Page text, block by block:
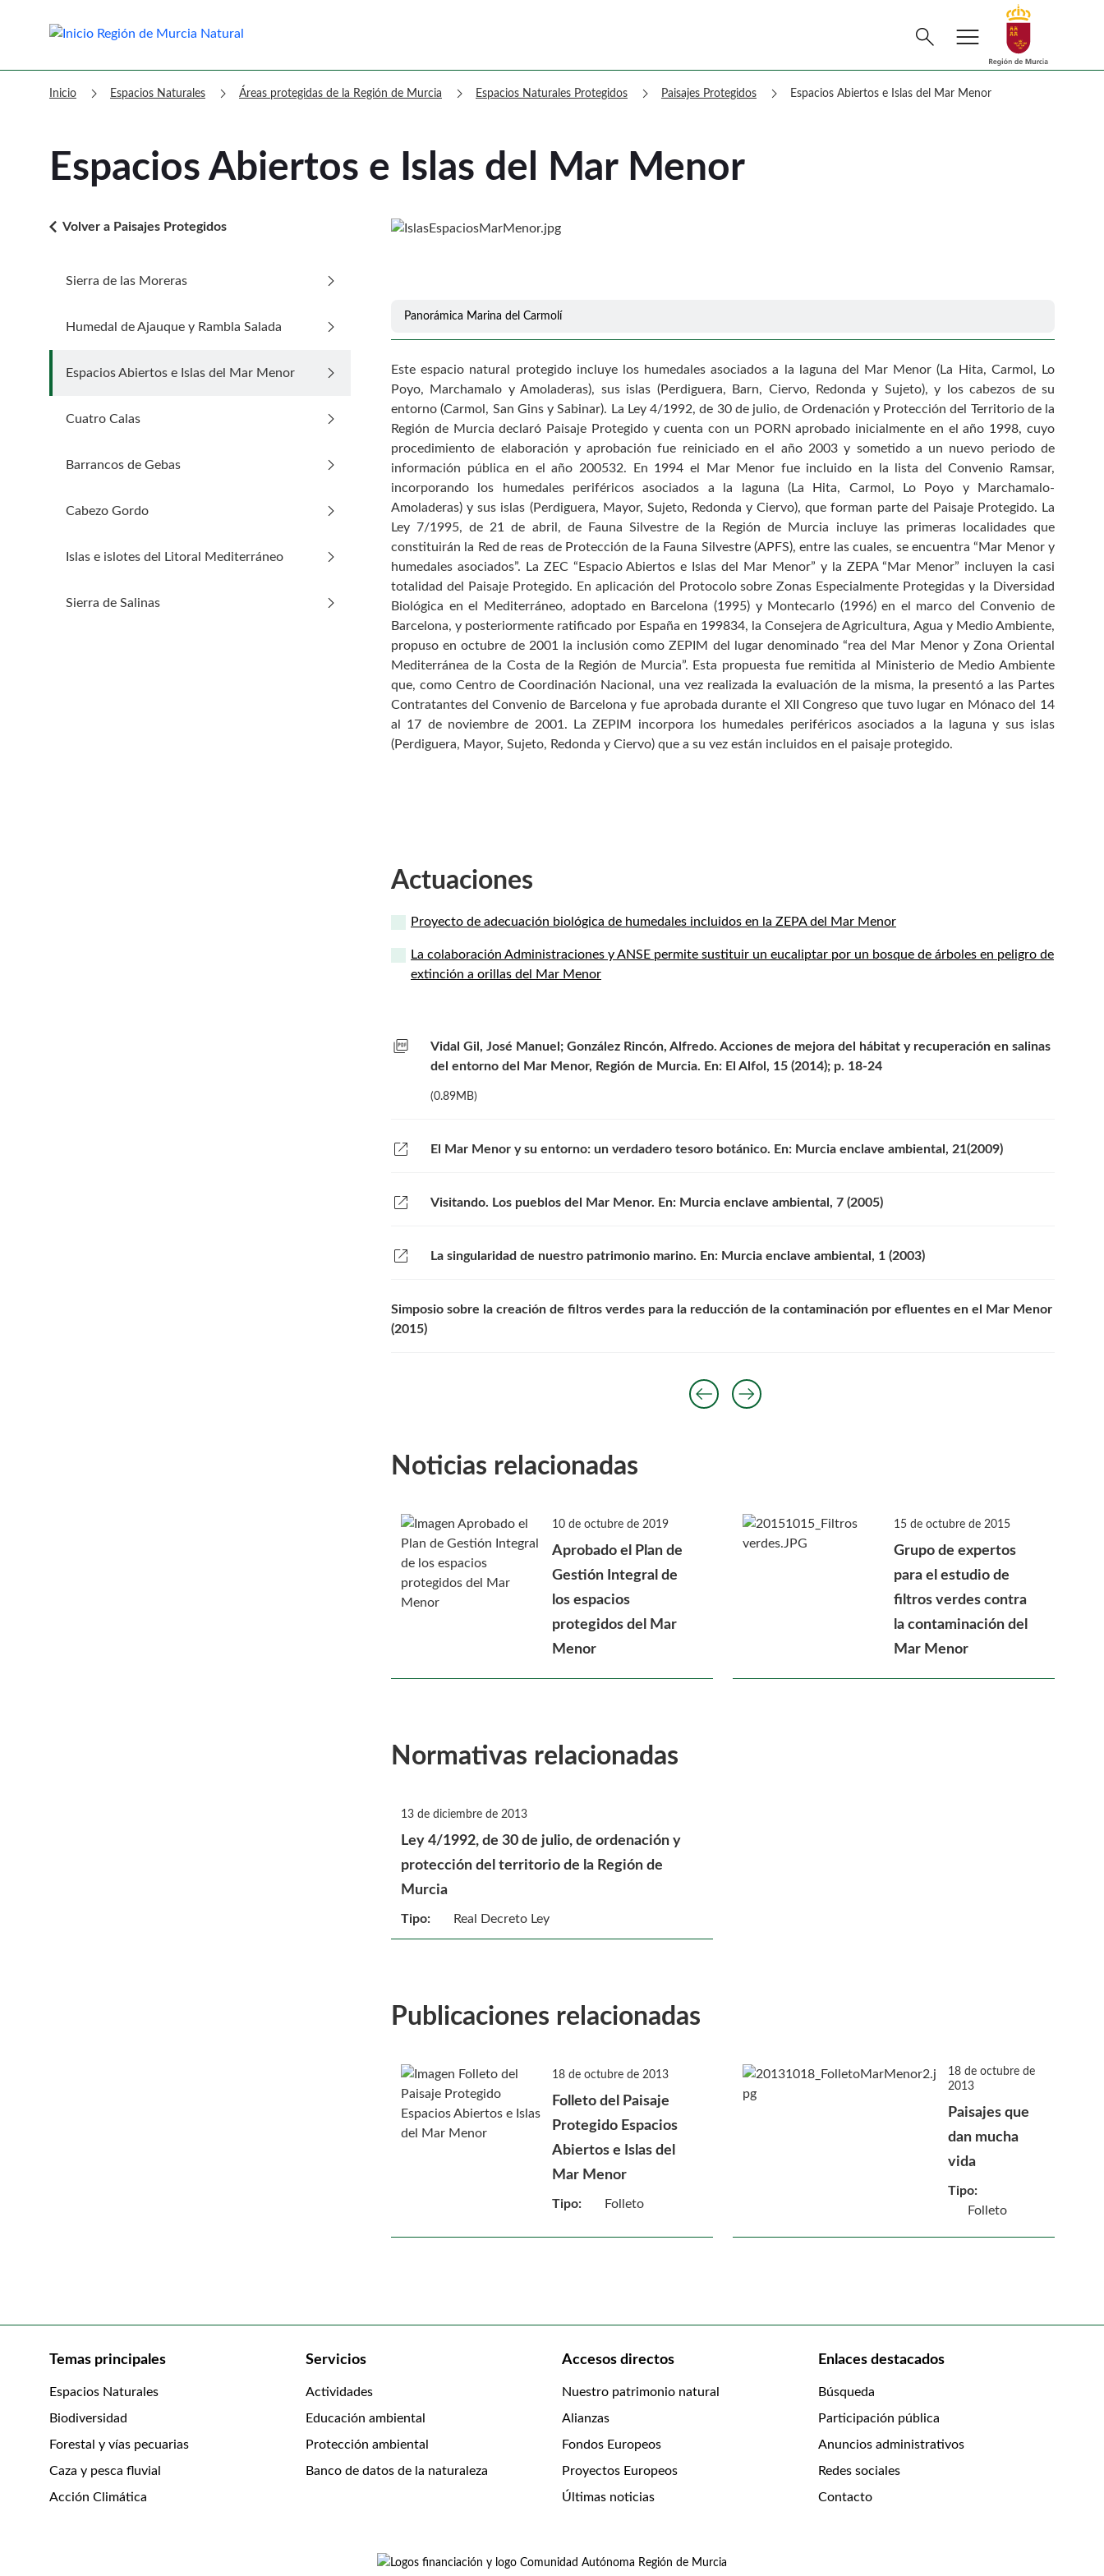
Murcia Natural Espacios Abiertos e Islas del Mar Menor Buscar
search menu
Inicio chevron_right Espacios Naturales chevron_right Áreas protegidas de la Región de Murcia chevron_right Espacios Naturales Protegidos chevron_right Paisajes Protegidos chevron_right Espacios Abiertos e Islas del Mar Menor
Espacios Abiertos e Islas del Mar Menor
arrow_back_ios Volver a Paisajes Protegidos
Sierra de las Moreras
Ir a Sierra de las Moreras
arrow_forward_ios
Humedal de Ajauque y Rambla Salada
Ir a Humedal de Ajauque y Rambla Salada
arrow_forward_ios
Espacios Abiertos e Islas del Mar Menor arrow_forward_ios
Cuatro Calas
Ir a Cuatro Calas
arrow_forward_ios
Barrancos de Gebas
Ir a Barrancos de Gebas
arrow_forward_ios
Cabezo Gordo
Ir a Cabezo Gordo
arrow_forward_ios
Islas e islotes del Litoral Mediterráneo
Ir a Islas e islotes del Litoral Mediterráneo
arrow_forward_ios
Sierra de Salinas
Ir a Sierra de Salinas
arrow_forward_ios
Panorámica Marina del Carmolí
Este espacio natural protegido incluye los humedales asociados a la laguna del Mar Menor (La Hita, Carmol, Lo
Poyo, Marchamalo y Amoladeras), sus islas (Perdiguera, Barn, Ciervo, Redonda y Sujeto), y los cabezos de su
entorno (Carmol, San Gins y Sabinar). La Ley 4/1992, de 30 de julio, de Ordenación y Protección del Territorio de la
Región de Murcia declaró Paisaje Protegido y cuenta con un PORN aprobado inicialmente en el año 1998, cuyo
procedimiento de elaboración y aprobación fue reiniciado en el año 2003 y sometido a un nuevo periodo de
información pública en el año 200532. En 1994 el Mar Menor fue incluido en la lista del Convenio Ramsar,
incorporando los humedales periféricos asociados a la laguna (La Hita, Carmol, Lo Poyo y Marchamalo-
Amoladeras) y sus islas (Perdiguera, Mayor, Sujeto, Redonda y Ciervo), que forman parte del Paisaje Protegido. La
Ley 7/1995, de 21 de abril, de Fauna Silvestre de la Región de Murcia incluye las primeras localidades que
constituirán la Red de reas de Protección de la Fauna Silvestre (APFS), entre las cuales, se encuentra “Mar Menor y
humedales asociados”. La ZEC “Espacio Abiertos e Islas del Mar Menor” y la ZEPA “Mar Menor” incluyen la casi
totalidad del Paisaje Protegido. En aplicación del Protocolo sobre Zonas Especialmente Protegidas y la Diversidad
Biológica en el Mediterráneo, adoptado en Barcelona (1995) y Montecarlo (1996) en el marco del Convenio de
Barcelona, y posteriormente ratificado por España en 199834, la Consejera de Agricultura, Agua y Medio Ambiente,
propuso en octubre de 2001 la inclusión como ZEPIM del lugar denominado “rea del Mar Menor y Zona Oriental
Mediterránea de la Costa de la Región de Murcia”. Esta propuesta fue remitida al Ministerio de Medio Ambiente
que, como Centro de Coordinación Nacional, una vez realizada la evaluación de la misma, la presentó a las Partes
Contratantes del Convenio de Barcelona y fue aprobada durante el XII Congreso que tuvo lugar en Mónaco del 14
al 17 de noviembre de 2001. La ZEPIM incorpora los humedales periféricos asociados a la laguna y sus islas
(Perdiguera, Mayor, Sujeto, Redonda y Ciervo) que a su vez están incluidos en el paisaje protegido.
Actuaciones
Proyecto de adecuación biológica de humedales incluidos en la ZEPA del Mar Menor
La colaboración Administraciones y ANSE permite sustituir un eucaliptar por un bosque de árboles en peligro de
extinción a orillas del Mar Menor
picture_as_pdf
Vidal Gil, José Manuel; González Rincón, Alfredo. Acciones de mejora del hábitat y recuperación en salinas
del entorno del Mar Menor, Región de Murcia. En: El Alfol, 15 (2014); p. 18-24
(0.89MB)
open_in_new El Mar Menor y su entorno: un verdadero tesoro botánico. En: Murcia enclave ambiental, 21(2009)
open_in_new Visitando. Los pueblos del Mar Menor. En: Murcia enclave ambiental, 7 (2005)
open_in_new La singularidad de nuestro patrimonio marino. En: Murcia enclave ambiental, 1 (2003)
Simposio sobre la creación de filtros verdes para la reducción de la contaminación por efluentes en el Mar Menor
(2015)
Anterior diapositiva
arrow_left_alt
Siguiente diapositiva
arrow_right_alt
Noticias relacionadas
10 de octubre de 2019
Aprobado el Plan de
Gestión Integral de
los espacios
protegidos del Mar
Menor
15 de octubre de 2015
Grupo de expertos
para el estudio de
filtros verdes contra
la contaminación del
Mar Menor
Normativas relacionadas
13 de diciembre de 2013
Ley 4/1992, de 30 de julio, de ordenación y
protección del territorio de la Región de
Murcia
Tipo: Real Decreto Ley
Publicaciones relacionadas
18 de octubre de 2013
Folleto del Paisaje
Protegido Espacios
Abiertos e Islas del
Mar Menor
Tipo: Folleto
18 de octubre de
2013
Paisajes que
dan mucha
vida
Tipo:
Folleto
Temas principales
Espacios Naturales
Biodiversidad
Forestal y vías pecuarias
Caza y pesca fluvial
Acción Climática
Servicios
Actividades
Educación ambiental
Protección ambiental
Banco de datos de la naturaleza
Accesos directos
Nuestro patrimonio natural
Alianzas
Fondos Europeos
Proyectos Europeos
Últimas noticias
Enlaces destacados
Búsqueda
Participación pública
Anuncios administrativos
Redes sociales
Contacto